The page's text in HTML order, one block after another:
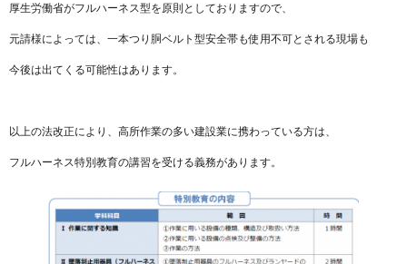
厚生労働省がフルハーネス型を原則としておりますので、
元請様によっては、一本つり胴ベルト型安全帯も使用不可とされる現場も
今後は出てくる可能性はあります。
以上の法改正により、高所作業の多い建設業に携わっている方は、
フルハーネス特別教育の講習を受ける義務があります。